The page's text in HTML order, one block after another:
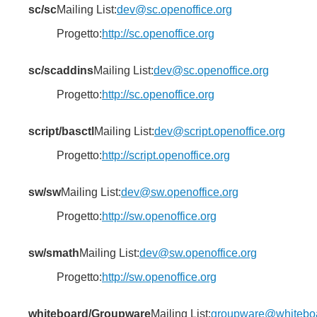
sc/scMailing List:dev@sc.openoffice.org
Progetto:http://sc.openoffice.org
sc/scaddinsMailing List:dev@sc.openoffice.org
Progetto:http://sc.openoffice.org
script/basctl Mailing List:dev@script.openoffice.org
Progetto:http://script.openoffice.org
sw/swMailing List:dev@sw.openoffice.org
Progetto:http://sw.openoffice.org
sw/smathMailing List:dev@sw.openoffice.org
Progetto:http://sw.openoffice.org
whiteboard/GroupwareMailing List: